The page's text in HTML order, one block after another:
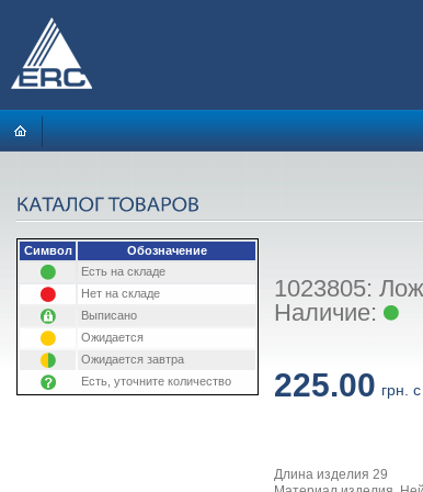
Символ
Обозначение
Есть на складе
Нет на складе
Выписано
Ожидается
Ожидается завтра
Есть, уточните количество
1023805:
Наличие:
225.00 грн.
Длина изделия 29